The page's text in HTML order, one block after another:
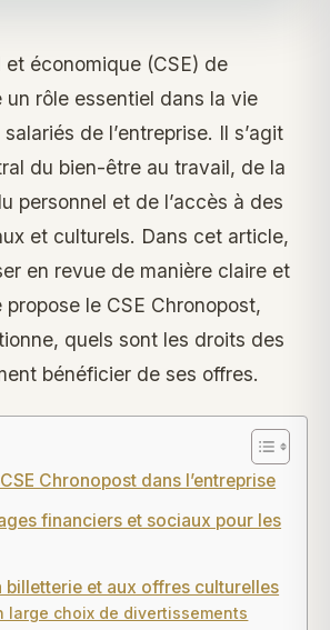
économique (CSE) de
un rôle essentiel dans la vie
de l’entreprise. Il s’agit
du bien-être au travail, de la
personnel et de l’accès à des
et culturels. Dans cet article,
en revue de manière claire et
le CSE Chronopost,
quels sont les droits des
bénéficier de ses offres.
Chronopost dans l’entreprise
financiers et sociaux pour les
billetterie et aux offres culturelles
large choix de divertissements